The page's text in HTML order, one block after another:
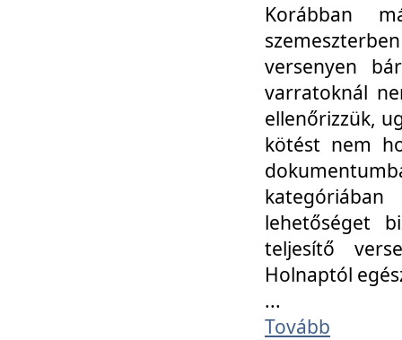
Korábban
versenyen
varratoknál
ellenőrizzük,
kötést nem
lehetőséget
teljesítő
Holnaptól
...
Tovább